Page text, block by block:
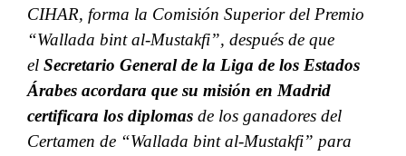
CIHAR, forma la Comisión Superior del Premio
“Wallada bint al-Mustakfi”, después de que
el Secretario General de la Liga de los Estados
Árabes acordara que su misión en Madrid
certificara los diplomas de los ganadores del
Certamen de “Wallada bint al-Mustakfi” para